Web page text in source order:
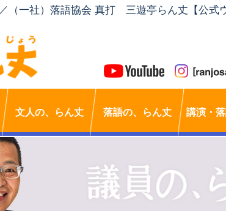
（一社）落語協会 真打 三遊亭らん丈【公式
文人の、らん丈 落語の、らん丈 講演・